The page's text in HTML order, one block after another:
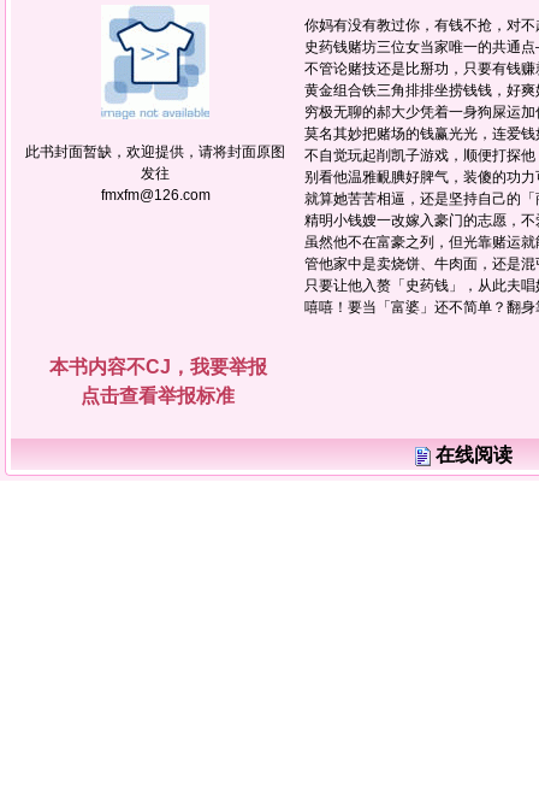
此书封面暂缺，欢迎提供，请将封面原图
发往
fmxfm@126.com
你妈有没有教过你，有钱不抢，对
史药钱赌坊三位女当家唯一的共
不管论赌技还是比掰功，只要有钱
黄金组合铁三角排排坐捞钱钱，好
穷极无聊的郝大少凭着一身狗屎运
莫名其妙把赌场的钱赢光光，连爱
不自觉玩起削凯子游戏，顺便打探
别看他温雅靦腆好脾气，装傻的功
就算她苦苦相逼，还是坚持自己的
精明小钱嫂一改嫁入豪门的志愿，
虽然他不在富豪之列，但光靠赌运
管他家中是卖烧饼、牛肉面，还是
只要让他入赘「史药钱」，从此夫
嘻嘻！要当「富婆」还不简单？翻身
本书内容不CJ，我要举报
点击查看举报标准
在线阅读